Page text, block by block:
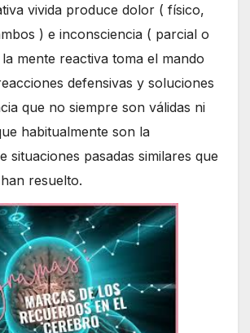
vivida produce dolor ( físico,
) e inconsciencia ( parcial o
mente reactiva toma el mando
defensivas y soluciones
que no siempre son válidas ni
habitualmente son la
situaciones pasadas similares que
resuelto.